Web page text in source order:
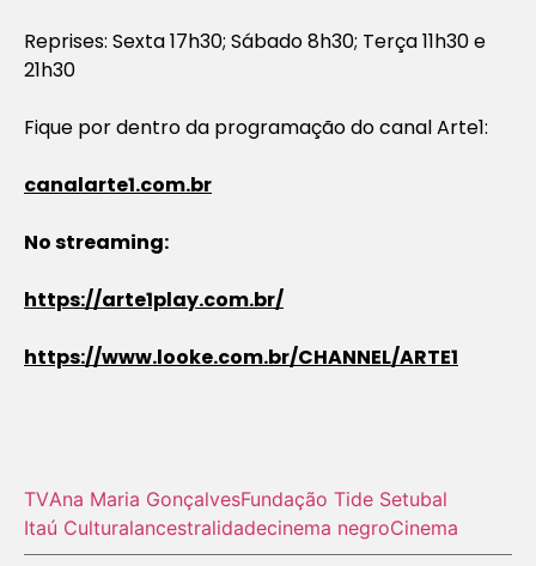
Reprises: Sexta 17h30; Sábado 8h30; Terça 11h30 e
21h30
Fique por dentro da programação do canal Arte1:
canalarte1.com.br
No streaming:
https://arte1play.com.br/
https://www.looke.com.br/CHANNEL/ARTE1
TVAna Maria GonçalvesFundação Tide Setubal
Itaú Culturalancestralidadecinema negroCinema